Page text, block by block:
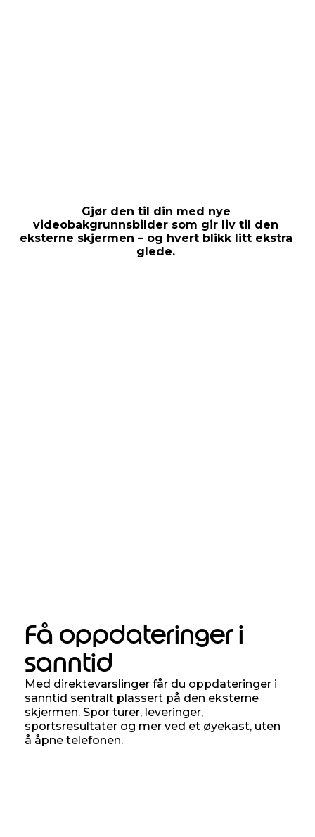
Gjør den til din med nye
videobakgrunnsbilder som gir liv til den
eksterne skjermen – og hvert blikk litt ekstra
glede.
Få oppdateringer i
sanntid
Med direktevarslinger får du oppdateringer i
sanntid sentralt plassert på den eksterne
skjermen. Spor turer, leveringer,
sportsresultater og mer ved et øyekast, uten
å åpne telefonen.